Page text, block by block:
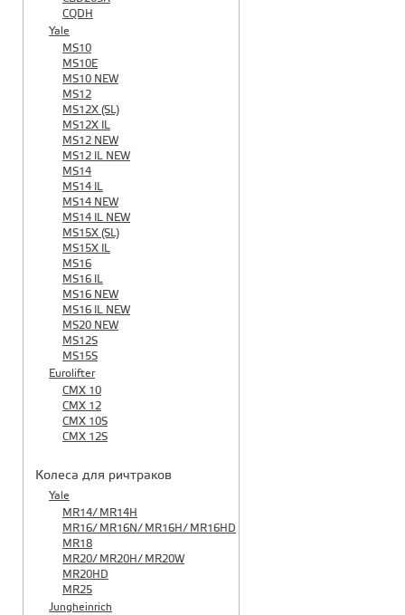
CQDH
Yale
MS10
MS10E
MS10 NEW
MS12
MS12X (SL)
MS12X IL
MS12 NEW
MS12 IL NEW
MS14
MS14 IL
MS14 NEW
MS14 IL NEW
MS15X (SL)
MS15X IL
MS16
MS16 IL
MS16 NEW
MS16 IL NEW
MS20 NEW
MS12S
MS15S
Eurolifter
CMX 10
CMX 12
CMX 10S
CMX 12S
Колеса для ричтраков
Yale
MR14/ MR14H
MR16/ MR16N/ MR16H/ MR16HD
MR18
MR20/ MR20H/ MR20W
MR20HD
MR25
Jungheinrich